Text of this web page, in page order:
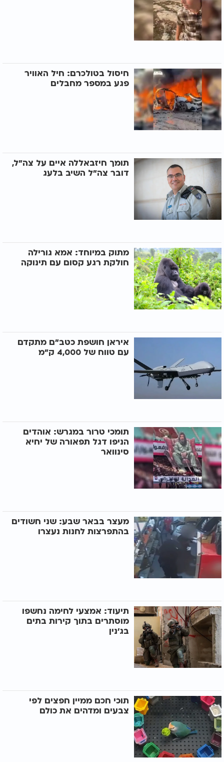
חיסול בטולכרם: חיל האוויר
פגע במספר מחבלים
תומך חיזבאללה איים על צה"ל,
דובר צה"ל השיב בלעג
מתוק במיוחד: אמא גורילה
חולקת רגע קסום עם תינוקה
איראן חושפת כטב"ם מתקדם
עם טווח של 4,000 ק"מ
תומכי טרור במגרש: אוהדים
הניפו דגל תפאורה של יחיא
סינוואר
מעצר בבאר שבע: שני חשודים
בהתפרצות לחנות נעצרו
תיעוד: אמצעי לחימה נחשפו
מוסתרים בתוך קירות בתים
בג'נין
תוכי חכם ממיין חפצים לפי
צבעים ומדהים את כולם